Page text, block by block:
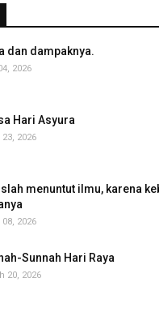
dan dampaknya.
2026
Hari Asyura
2026
menuntut ilmu, karena
2026
Sunnah Hari Raya
20, 2026